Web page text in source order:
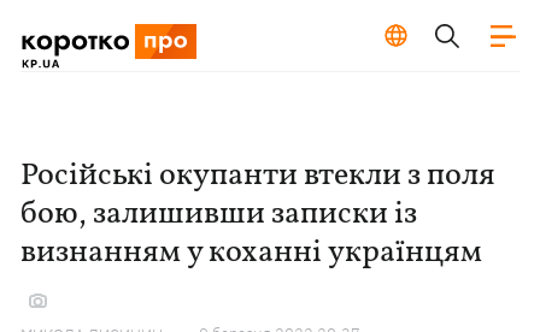
Російські окупанти втекли з поля
бою, залишивши записки із
визнанням у коханні українцям